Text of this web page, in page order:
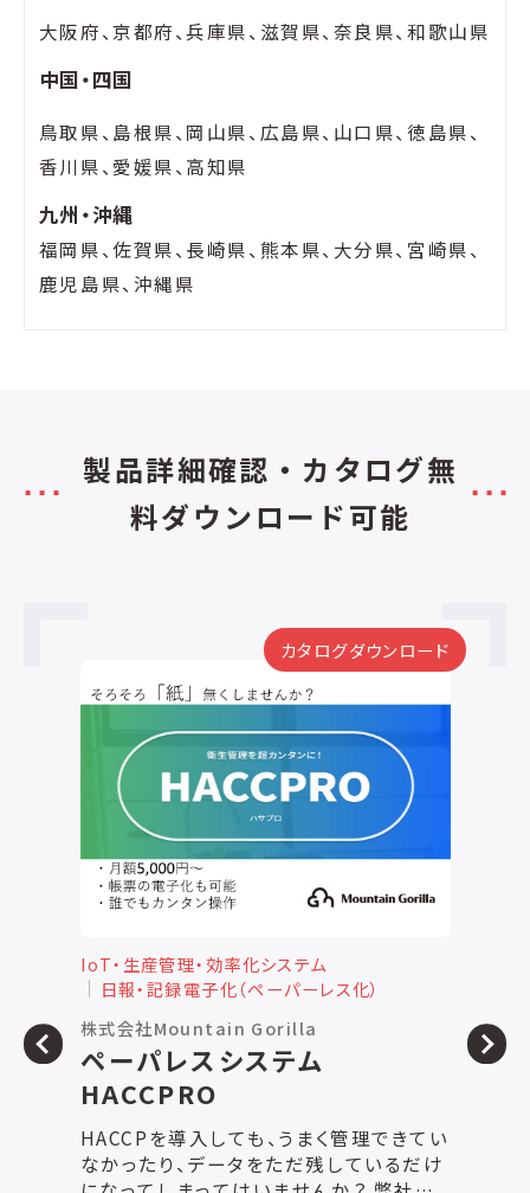
大阪府、京都府、兵庫県、滋賀県、奈良県、和歌山県
中国・四国
鳥取県、島根県、岡山県、広島県、山口県、徳島県、
香川県、愛媛県、高知県
九州・沖縄
福岡県、佐賀県、長崎県、熊本県、大分県、宮崎県、
鹿児島県、沖縄県
製品詳細確認・カタログ無
料ダウンロード可能
カタログダウンロード
IoT・生産管理・効率化システム
日報・記録電子化（ペーパーレス化）
株式会社Mountain Gorilla
ペーパレスシステム
HACCPRO
HACCPを導入しても、うまく管理できてい
なかったり、データをただ残しているだけ